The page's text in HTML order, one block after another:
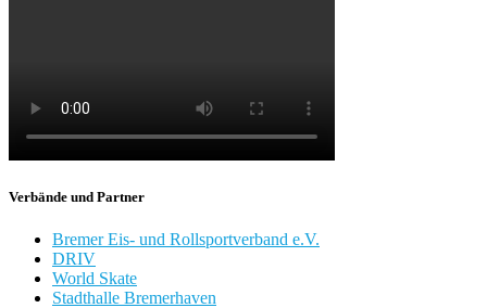
Verbände und Partner
Bremer Eis- und Rollsportverband e.V.
DRIV
World Skate
Stadthalle Bremerhaven